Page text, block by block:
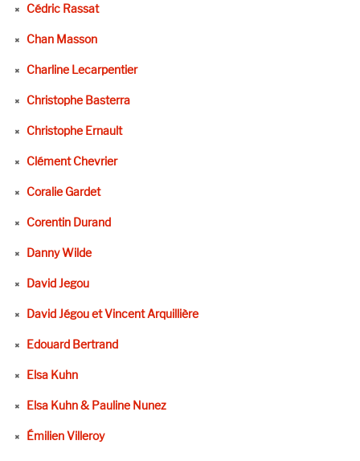
Cédric Rassat
Chan Masson
Charline Lecarpentier
Christophe Basterra
Christophe Ernault
Clément Chevrier
Coralie Gardet
Corentin Durand
Danny Wilde
David Jegou
David Jégou et Vincent Arquillière
Edouard Bertrand
Elsa Kuhn
Elsa Kuhn & Pauline Nunez
Émilien Villeroy